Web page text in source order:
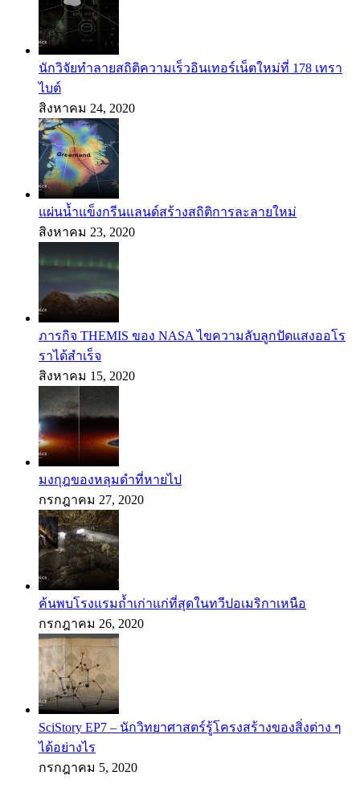
นักวิจัยทำลายสถิติความเร็วอินเทอร์เน็ตใหม่ที่ 178 เทรา
ไบต์
สิงหาคม 24, 2020
แผ่นน้ำแข็งกรีนแลนด์สร้างสถิติการละลายใหม่
สิงหาคม 23, 2020
ภารกิจ THEMIS ของ NASA ไขความลับลูกปัดแสงออโร
ราได้สำเร็จ
สิงหาคม 15, 2020
มงกุฎของหลุมดำที่หายไป
กรกฎาคม 27, 2020
ค้นพบโรงแรมถ้ำเก่าแก่ที่สุดในทวีปอเมริกาเหนือ
กรกฎาคม 26, 2020
SciStory EP7 – นักวิทยาศาสตร์รู้โครงสร้างของสิ่งต่าง ๆ
ได้อย่างไร
กรกฎาคม 5, 2020